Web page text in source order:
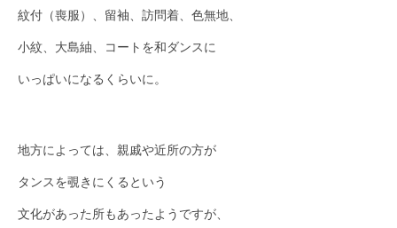
紋付（喪服）、留袖、訪問着、色無地、
小紋、大島紬、コートを和ダンスに
いっぱいになるくらいに。
地方によっては、親戚や近所の方が
タンスを覗きにくるという
文化があった所もあったようですが、